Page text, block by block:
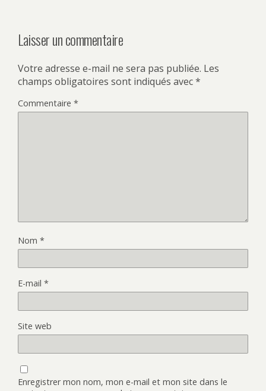
Laisser un commentaire
Votre adresse e-mail ne sera pas publiée. Les
champs obligatoires sont indiqués avec*
Commentaire *
Nom *
E-mail *
Site web
Enregistrer mon nom, mon e-mail et mon site dans le